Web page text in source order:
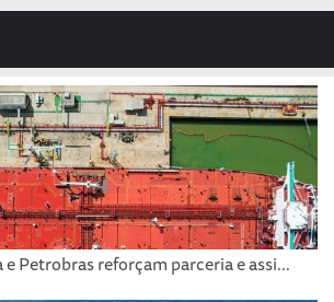
Petrobras reforçam parceria e assi...